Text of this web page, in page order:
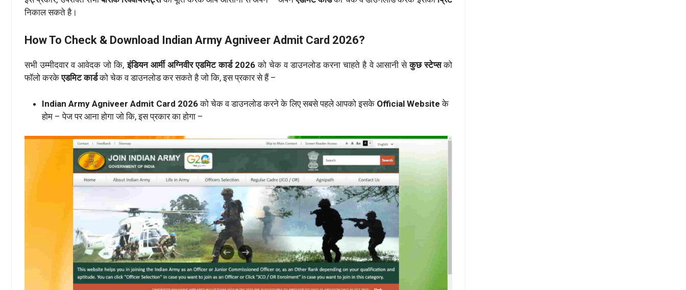
निकाल सकते है।
How To Check & Download Indian Army Agniveer Admit Card 2026?
सभी उम्मीदवार व आवेदक जो कि,इंडियन आर्मी अग्निवीर एडमिट कार्ड 2026को चेक व डाउनलोड करना चाहते है वे आसानी सेकुछ स्टेप्सको
फॉलो करकेएडमिट कार्डको चेक व डाउनलोड कर सकते है जो कि, इस प्रकार से हैं –
Indian Army Agniveer Admit Card 2026को चेक व डाउनलोड करने के लिए सबसे पहले आपको इसके Official Website के
होम – पेज पर आना होगा जो कि, इस प्रकार का होगा –